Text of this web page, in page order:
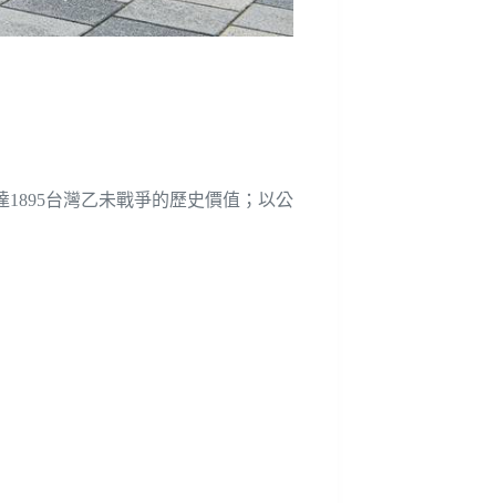
台灣乙未戰爭的歷史價值；以公